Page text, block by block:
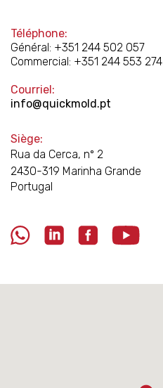
Téléphone:
Général: +351 244 502 057
Commercial: +351 244 553 274
Courriel:
info@quickmold.pt
Siège:
Rua da Cerca, nº 2
2430-319 Marinha Grande
Portugal